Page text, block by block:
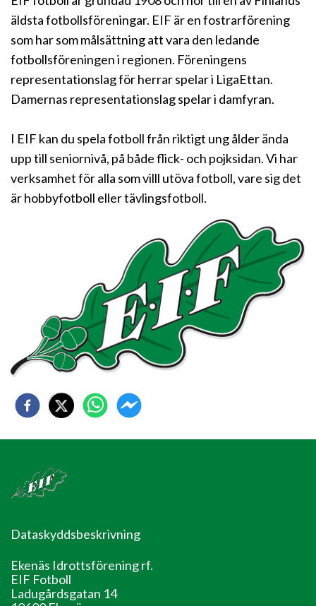
äldsta fotbollsföreningar. EIF är en fostrarförening
som har som målsättning att vara den ledande
fotbollsföreningen i regionen. Föreningens
representationslag för herrar spelar i LigaEttan.
Damernas representationslag spelar i damfyran.
I EIF kan du spela fotboll från riktigt ung ålder ända
upp till seniornivå, på både flick- och pojksidan. Vi har
verksamhet för alla som villl utöva fotboll, vare sig det
är hobbyfotboll eller tävlingsfotboll.
Dataskyddsbeskrivning
Ekenäs Idrottsförening rf.
EIF Fotboll
Ladugårdsgatan 14